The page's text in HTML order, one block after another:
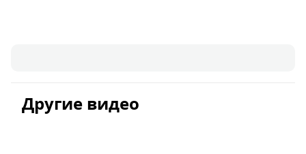
Другие видео